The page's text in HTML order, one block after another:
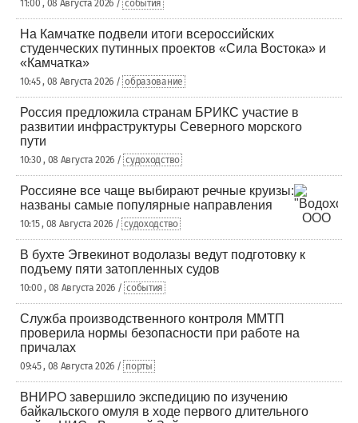
11:00 , 08 Августа 2026 / события
На Камчатке подвели итоги всероссийских
студенческих путинных проектов «Сила Востока» и
«Камчатка»
10:45 , 08 Августа 2026 / образование
Россия предложила странам БРИКС участие в
развитии инфраструктуры Северного морского
пути
10:30 , 08 Августа 2026 / судоходство
Россияне все чаще выбирают речные круизы:
названы самые популярные направления
10:15 , 08 Августа 2026 / судоходство
В бухте Эгвекинот водолазы ведут подготовку к
подъему пяти затопленных судов
10:00 , 08 Августа 2026 / события
Служба производственного контроля ММТП
проверила нормы безопасности при работе на
причалах
09:45 , 08 Августа 2026 / порты
ВНИРО завершило экспедицию по изучению
байкальского омуля в ходе первого длительного